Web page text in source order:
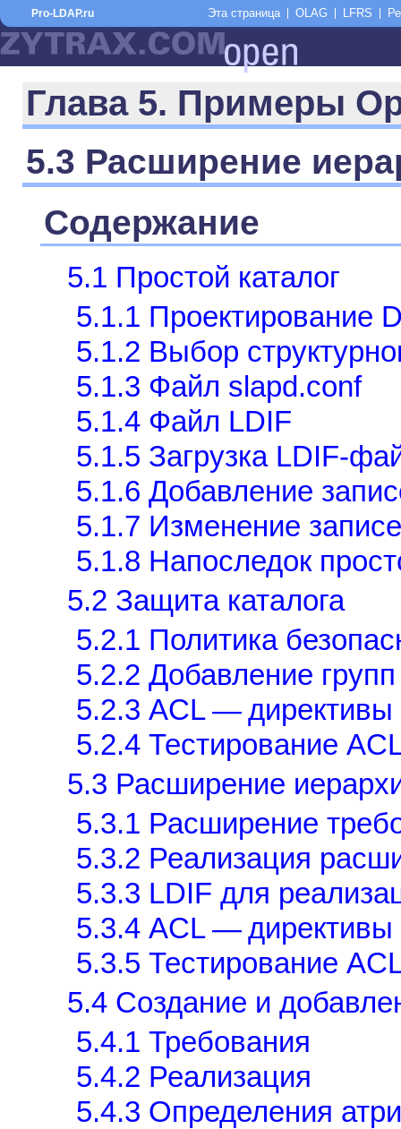
Глава 5. Примеры
5.3 Расширение
Содержание
5.1 Простой каталог
5.1.1 Проектирование
5.1.2 Выбор
5.1.3 Файл slapd.conf
5.1.4 Файл LDIF
5.1.5 Загрузка LDIF-
5.1.6 Добавление
5.1.7 Изменение
5.1.8 Напоследок
5.2 Защита каталога
5.2.1 Политика
5.2.2 Добавление групп
5.2.3 ACL —
5.2.4 Тестирование
5.3 Расширение
5.3.1 Расширение
5.3.2 Реализация
5.3.3 LDIF для
5.3.4 ACL —
5.3.5 Тестирование
5.4 Создание и
5.4.1 Требования
5.4.2 Реализация
5.4.3 Определения
Pro-LDAP.ru Эта страница OLAG LFRS